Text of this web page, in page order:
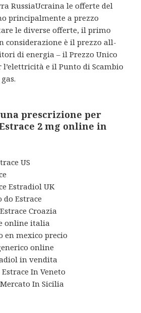
RussiaUcraina le offerte del
principalmente a prezzo
le diverse offerte, il primo
considerazione è il prezzo all-
di energia – il Prezzo Unico
l’elettricità e il Punto di Scambio
prescrizione per
2 mg online in
US
Estradiol UK
do Estrace
Croazia
online italia
en mexico precio
online
in vendita
In Veneto
In Sicilia